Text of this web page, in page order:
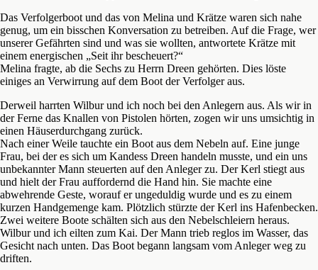
Das Verfolgerboot und das von Melina und Krätze waren sich nahe
genug, um ein bisschen Konversation zu betreiben. Auf die Frage, wer
unserer Gefährten sind und was sie wollten, antwortete Krätze mit
einem energischen „Seit ihr bescheuert?“
Melina fragte, ab die Sechs zu Herrn Dreen gehörten. Dies löste
einiges an Verwirrung auf dem Boot der Verfolger aus.
Derweil harrten Wilbur und ich noch bei den Anlegern aus. Als wir in
der Ferne das Knallen von Pistolen hörten, zogen wir uns umsichtig in
einen Häuserdurchgang zurück.
Nach einer Weile tauchte ein Boot aus dem Nebeln auf. Eine junge
Frau, bei der es sich um Kandess Dreen handeln musste, und ein uns
unbekannter Mann steuerten auf den Anleger zu. Der Kerl stiegt aus
und hielt der Frau auffordernd die Hand hin. Sie machte eine
abwehrende Geste, worauf er ungeduldig wurde und es zu einem
kurzen Handgemenge kam. Plötzlich stürzte der Kerl ins Hafenbecken.
Zwei weitere Boote schälten sich aus den Nebelschleiern heraus.
Wilbur und ich eilten zum Kai. Der Mann trieb reglos im Wasser, das
Gesicht nach unten. Das Boot begann langsam vom Anleger weg zu
driften.